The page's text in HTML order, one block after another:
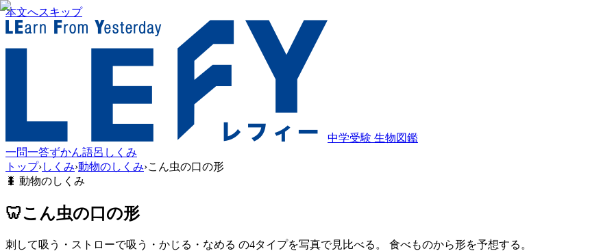
本文へスキップ
中学受験 生物図鑑
一問一答ずかん語呂 しくみ
トップ›しくみ›動物のしくみ›こん虫の口の形
🐛 動物のしくみ
🦷こん虫の口の形
刺して吸う・ストローで吸う・かじる・なめる の4タイプを写真で見比べる。 食べものから形を予想する。